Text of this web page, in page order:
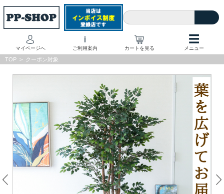
マイページへ
i
ご利用案内 カートを見る
☰
メニュー
TOP > クーポン対象